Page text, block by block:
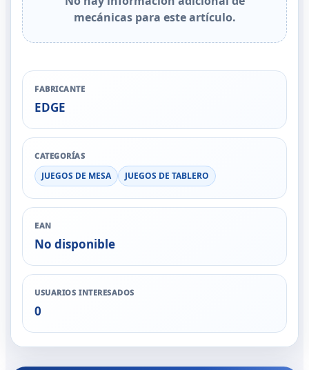
mecánicas para este artículo.
FABRICANTE
EDGE
CATEGORÍAS
JUEGOS DE MESA JUEGOS DE TABLERO
EAN
No disponible
USUARIOS INTERESADOS
0